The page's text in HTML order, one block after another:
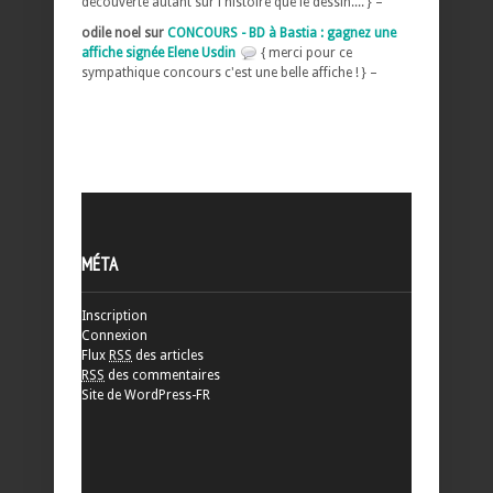
odile noel sur CONCOURS - BD à Bastia : gagnez une
affiche signée Elene Usdin
{ merci pour ce
sympathique concours c'est une belle affiche ! } –
MÉTA
Inscription
Connexion
Flux RSS des articles
RSS des commentaires
Site de WordPress-FR